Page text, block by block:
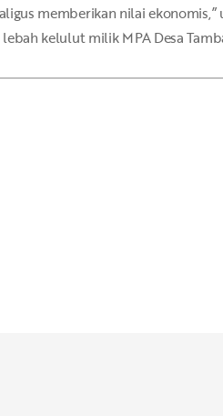
memberikan nilai ekonomis,”
kelulut milik MPA Desa